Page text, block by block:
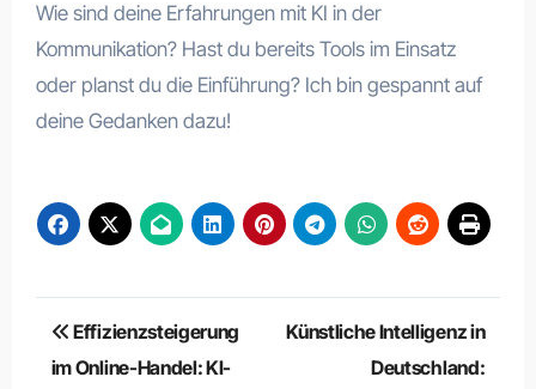
Wie sind deine Erfahrungen mit KI in der
Kommunikation? Hast du bereits Tools im Einsatz
oder planst du die Einführung? Ich bin gespannt auf
deine Gedanken dazu!
Beitragsnavigation
Effizienzsteigerung
im Online-Handel: KI-
Künstliche Intelligenz in
Deutschland: